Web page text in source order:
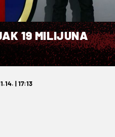
19 MILIJUNA
| 17:13